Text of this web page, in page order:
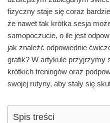
fizyczny staje się coraz
że nawet tak krótka sesja
samopoczucie, o ile jest
jak znaleźć odpowiednie
grafik? W artykule przyjrzymy
krótkich treningów oraz
swojej rutyny, aby stały się
Spis treści